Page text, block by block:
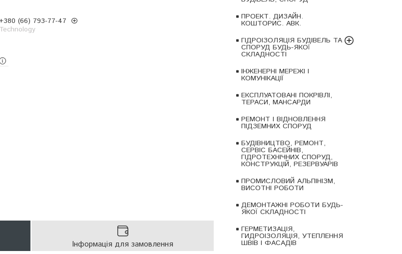
ПРОЕКТ. ДИЗАЙН.
КОШТОРИС. АВК.
ГІДРОІЗОЛЯЦІЯ БУДІВЕЛЬ ТА
СПОРУД БУДЬ-ЯКОЇ
СКЛАДНОСТІ
ІНЖЕНЕРНІ МЕРЕЖІ І
КОМУНІКАЦІЇ
ЕКСПЛУАТОВАНІ ПОКРІВЛІ,
ТЕРАСИ, МАНСАРДИ
РЕМОНТ І ВІДНОВЛЕННЯ
ПІДЗЕМНИХ СПОРУД
БУДІВНИЦТВО, РЕМОНТ,
СЕРВІС БАСЕЙНІВ,
ГІДРОТЕХНІЧНИХ СПОРУД,
КОНСТРУКЦІЙ, РЕЗЕРВУАРІВ
ПРОМИСЛОВИЙ АЛЬПІНІЗМ,
ВИСОТНІ РОБОТИ
ДЕМОНТАЖНІ РОБОТИ БУДЬ-
ЯКОЇ СКЛАДНОСТІ
ГЕРМЕТИЗАЦІЯ,
ГИДРОІЗОЛЯЦІЯ, УТЕПЛЕННЯ
ШВІВ І ФАСАДІВ
(66) 793-77-47
Technology
Інформація для замовлення